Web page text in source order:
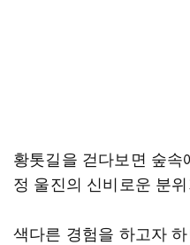
황톳길을 걷다보면 숲
정 울진의 신비로운 분
색다른 경험을 하고자